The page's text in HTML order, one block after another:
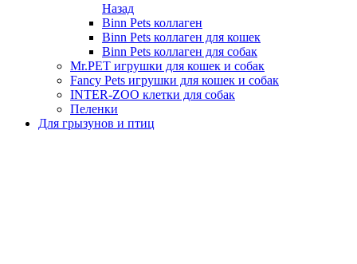
Назад
Binn Pets коллаген
Binn Pets коллаген для кошек
Binn Pets коллаген для собак
Mr.PET игрушки для кошек и собак
Fancy Pets игрушки для кошек и собак
INTER-ZOO клетки для собак
Пеленки
Для грызунов и птиц